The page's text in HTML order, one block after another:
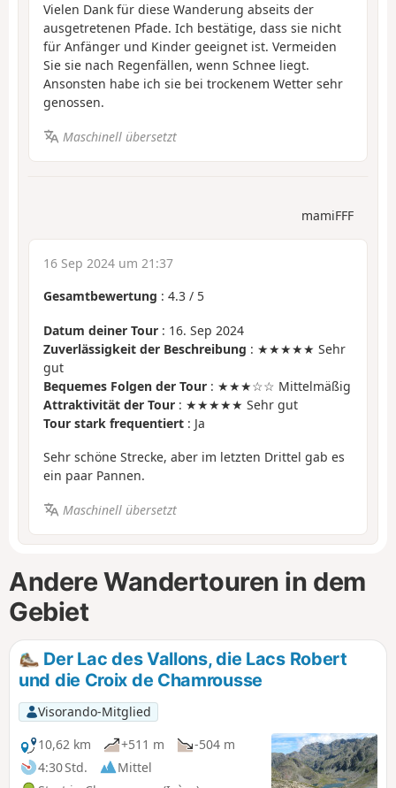
Vielen Dank für diese Wanderung abseits der
ausgetretenen Pfade. Ich bestätige, dass sie nicht
für Anfänger und Kinder geeignet ist. Vermeiden
Sie sie nach Regenfällen, wenn Schnee liegt.
Ansonsten habe ich sie bei trockenem Wetter sehr
genossen.
Maschinell übersetzt
mamiFFF
16 Sep 2024 um 21:37
Gesamtbewertung : 4.3 / 5
Datum deiner Tour : 16. Sep 2024
Zuverlässigkeit der Beschreibung : ★★★★★ Sehr
gut
Bequemes Folgen der Tour : ★★★☆☆ Mittelmäßig
Attraktivität der Tour : ★★★★★ Sehr gut
Tour stark frequentiert : Ja
Sehr schöne Strecke, aber im letzten Drittel gab es
ein paar Pannen.
Maschinell übersetzt
Andere Wandertouren in dem
Gebiet
Der Lac des Vallons, die Lacs Robert
und die Croix de Chamrousse
Visorando-Mitglied
10,62 km
+511 m
-504 m
4:30 Std.
Mittel